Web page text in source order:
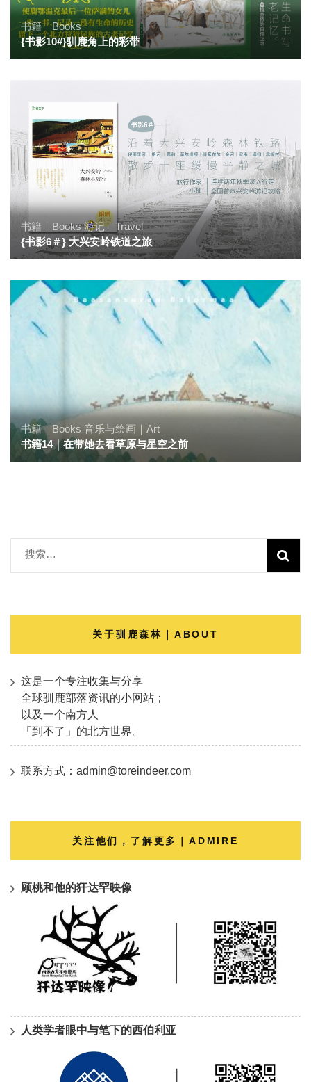
书籍｜Books
{书影10#}驯鹿角上的彩带
书籍｜Books 游记｜Travel
{书影6＃} 大兴安岭铁道之旅
书籍｜Books 音乐与绘画｜Art
书籍14｜在带她去看草原与星空之前
搜
索：
关于驯鹿森林｜ABOUT
这是一个专注收集与分享
全球驯鹿部落资讯的小网站；
以及一个南方人
「到不了」的北方世界。
联系方式：admin@toreindeer.com
关注他们，了解更多｜ADMIRE
顾桃和他的犴达罕映像
人类学者眼中与笔下的西伯利亚